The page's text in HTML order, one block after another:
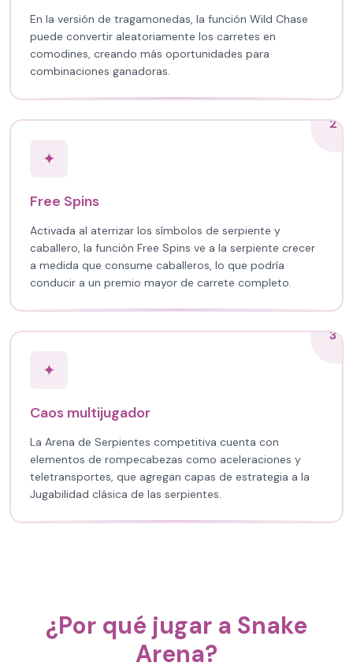
En la versión de tragamonedas, la función Wild Chase
puede convertir aleatoriamente los carretes en
comodines, creando más oportunidades para
combinaciones ganadoras.
2
✦
Free Spins
Activada al aterrizar los símbolos de serpiente y
caballero, la función Free Spins ve a la serpiente crecer
a medida que consume caballeros, lo que podría
conducir a un premio mayor de carrete completo.
3
✦
Caos multijugador
La Arena de Serpientes competitiva cuenta con
elementos de rompecabezas como aceleraciones y
teletransportes, que agregan capas de estrategia a la
Jugabilidad clásica de las serpientes.
¿Por qué jugar a Snake
Arena?